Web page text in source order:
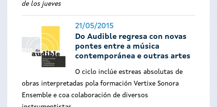
de los jueves
21/05/2015
Do Audible regresa con novas
pontes entre a música
contemporánea e outras artes
O ciclo inclúe estreas absolutas de
obras interpretadas pola formación Vertixe Sonora
Ensemble e coa colaboración de diversos